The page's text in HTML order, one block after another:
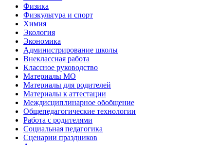
Физика
Физкультура и спорт
Химия
Экология
Экономика
Администрирование школы
Внеклассная работа
Классное руководство
Материалы МО
Материалы для родителей
Материалы к аттестации
Междисциплинарное обобщение
Общепедагогические технологии
Работа с родителями
Социальная педагогика
Сценарии праздников